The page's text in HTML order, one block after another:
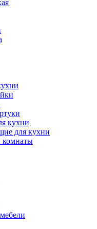
кухни
для кухни
комнаты